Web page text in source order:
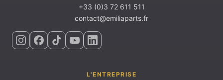
+33 (0)3 72 611 511
contact@emiliaparts.fr
L'ENTREPRISE